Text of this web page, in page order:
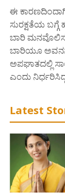
ಈ
ಸುರಕ್ಷತೆಯ ಬಗ್ಗೆ
ಬಾರಿ
ಬಾರಿಯೂ
ಅಪಘಾತದಲ್ಲಿ
ಎಂದು
Latest